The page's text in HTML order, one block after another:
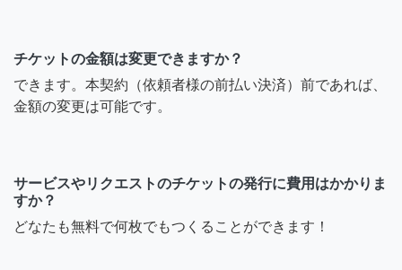
チケットの金額は変更できますか？
できます。本契約（依頼者様の前払い決済）前であれば、
金額の変更は可能です。
サービスやリクエストのチケットの発行に費用はかかりま
すか？
どなたも無料で何枚でもつくることができます！